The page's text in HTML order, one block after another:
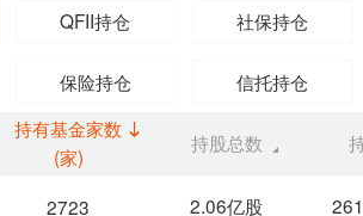
QFII持仓 社保持仓
保险持仓 信托持仓
持有基金家数
(家)
持股总数
2723 2.06亿股